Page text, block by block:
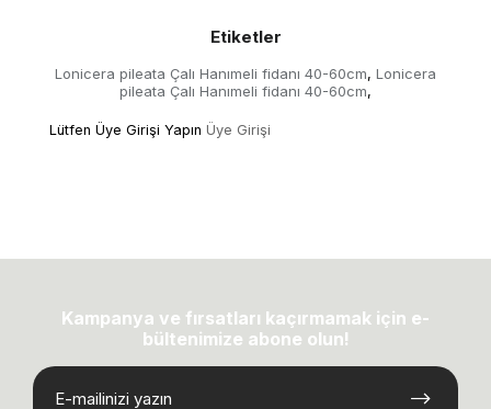
Etiketler
Lonicera pileata Çalı Hanımeli fidanı 40-60cm, Lonicera
pileata Çalı Hanımeli fidanı 40-60cm,
Lütfen Üye Girişi Yapın Üye Girişi
Kampanya ve fırsatları kaçırmamak için e-
bültenimize abone olun!